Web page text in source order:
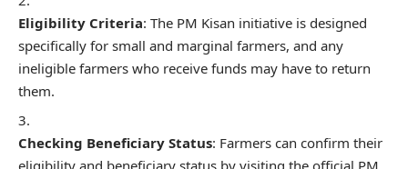
Eligibility Criteria: The PM Kisan initiative is designed
specifically for small and marginal farmers, and any
ineligible farmers who receive funds may have to return
them.
Checking Beneficiary Status: Farmers can confirm their
eligibility and beneficiary status by visiting the official PM